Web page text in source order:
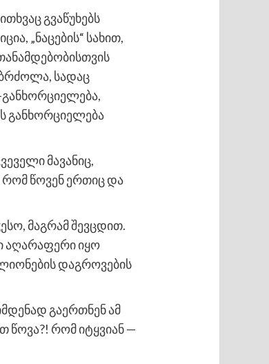
გვაწუხებს
„ნაცების“ სახით,
სადაც
განხორციელება
მავანიც,
რომ წოვენ ერთიც და
მაგრამ შევცდით.
აღარაფერი იყო
დაგროვების
გაერთნენ ამ
წოვა?! რომ იტყვიან —